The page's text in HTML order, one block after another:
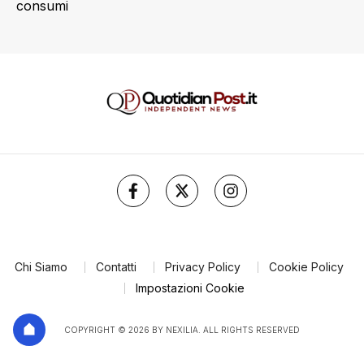
consumi
Chi Siamo Contatti Privacy Policy
Cookie Policy
Impostazioni Cookie
COPYRIGHT © 2026 BY NEXILIA. ALL RIGHTS RESERVED